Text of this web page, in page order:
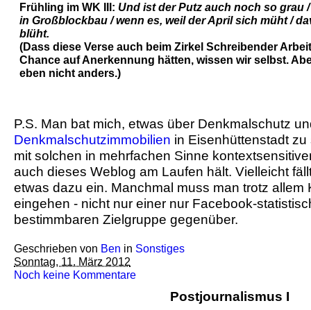
Frühling im WK III: Und ist der Putz auch noch so grau
in Großblockbau / wenn es, weil der April sich müht /
blüht.
(Dass diese Verse auch beim Zirkel Schreibender
Chance auf Anerkennung hätten, wissen wir selbst.
eben nicht anders.)
P.S. Man bat mich, etwas über Denkmalschutz
Denkmalschutzimmobilien in Eisenhüttenstadt
mit solchen in mehrfachen Sinne
auch dieses Weblog am Laufen hält. Vielleicht
etwas dazu ein. Manchmal muss man trotz allem
eingehen - nicht nur einer nur Facebook-
bestimmbaren Zielgruppe gegenüber.
Geschrieben von Ben in Sonstiges
Sonntag, 11. März 2012
Noch keine Kommentare
Postjournalismus I